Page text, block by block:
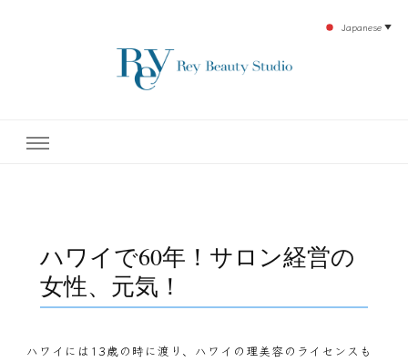
テ開設45年の実績を誇る本格エステだからこそ、お客様が必ず満足してもらえるこ
ハワイで60年！サロン経営の
女性、元気！
ハワイには13歳の時に渡り、ハワイの理美容のライセンスも
Japanese ▼